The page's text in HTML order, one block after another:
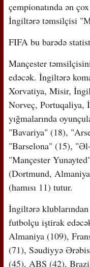
çempionatında ən
İngiltərə təmsilçisi
FIFA bu barədə
Mançester
edəcək. İngiltərə
Xorvatiya, Misir,
Norveç, Portuqaliya,
yığmalarında
"Bavariya" (18),
"Barselona" (15),
"Mançester
(Dortmund,
(hamısı 11) tutur.
İngiltərə
futbolçu iştirak
Almaniya (109),
(71), Səudiyyə
(45), ABŞ (42),